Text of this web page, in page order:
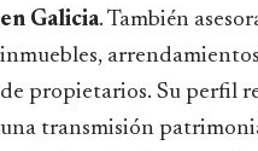
en Galicia. También
inmuebles,
de propietarios. Su perfil
una transmisión